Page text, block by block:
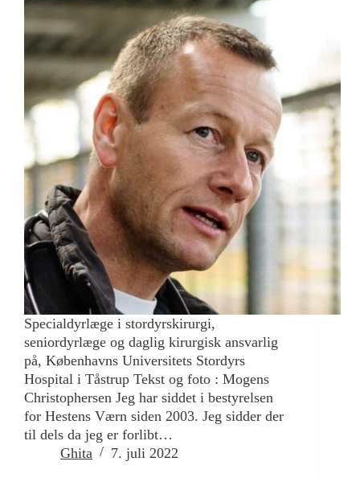
Specialdyrlæge i stordyrskirurgi,
seniordyrlæge og daglig kirurgisk ansvarlig
på, Københavns Universitets Stordyrs
Hospital i Tåstrup Tekst og foto : Mogens
Christophersen Jeg har siddet i bestyrelsen
for Hestens Værn siden 2003. Jeg sidder der
til dels da jeg er forlibt…
Ghita
7. juli 2022